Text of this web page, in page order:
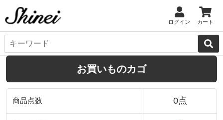
ログイン カート
お買いものカゴ
商品点数 0点